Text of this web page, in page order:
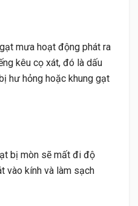
mưa hoạt động phát ra
kêu cọ xát, đó là dấu
hư hỏng hoặc khung gạt
bị mòn sẽ mất đi độ
vào kính và làm sạch